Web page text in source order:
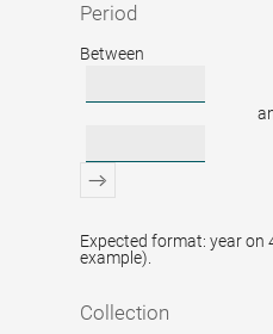
Period
Period
Between
Expected format: year on
example).
Collection